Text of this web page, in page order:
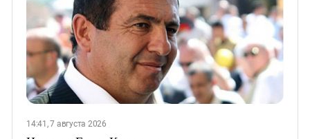
14:41, 7 августа 2026